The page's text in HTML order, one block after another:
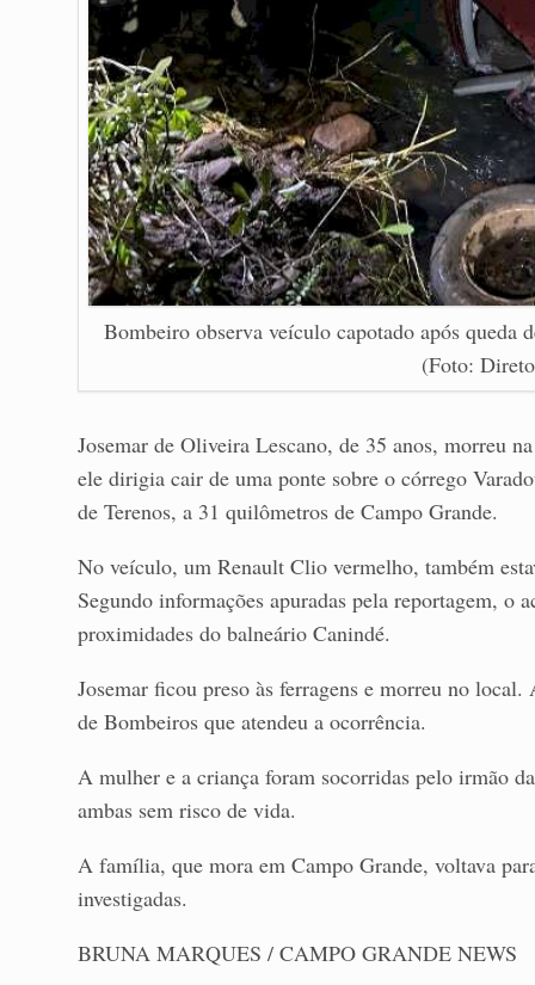
Bombeiro observa veículo capotado após queda
(Foto:
Josemar de Oliveira Lescano, de 35 anos, morreu
ele dirigia cair de uma ponte sobre o córrego
de Terenos, a 31 quilômetros de Campo Grande.
No veículo, um Renault Clio vermelho, também
Segundo informações apuradas pela reportagem, o
proximidades do balneário Canindé.
Josemar ficou preso às ferragens e morreu no
de Bombeiros que atendeu a ocorrência.
A mulher e a criança foram socorridas pelo irmão
ambas sem risco de vida.
A família, que mora em Campo Grande, voltava
investigadas.
BRUNA MARQUES / CAMPO GRANDE NEWS